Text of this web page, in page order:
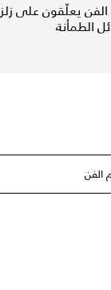
يعلّقون على
الطمأنة
الفن